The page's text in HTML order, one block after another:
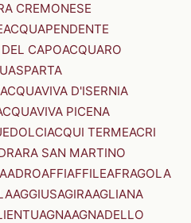
CREMONESE
ACQUAPENDENTE
CAPOACQUARO
ACQUAVIVA D'ISERNIA
PICENA
ACQUI TERMEACRI
SAN MARTINO
ADROAFFIAFFILEAFRAGOLA
AGGIUSAGIRAAGLIANA
AGNAAGNADELLO